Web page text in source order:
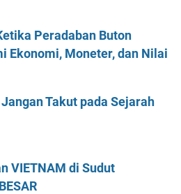
Peradaban Buton
Ekonomi, Moneter, dan Nilai
Takut pada Sejarah
VIETNAM di Sudut